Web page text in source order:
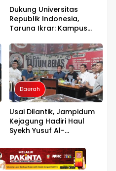
Dukung Universitas
Republik Indonesia,
Taruna Ikrar: Kampus
Peradaban seperti
Jepang dan China
Wujudkan Indonesia
Emas 2045
Daerah
Usai Dilantik, Jampidum
Kejagung Hadiri Haul
Syekh Yusuf Al-
hingga Malam di
Makassar